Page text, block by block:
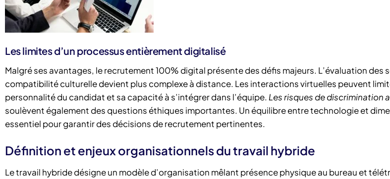
Les limites d’un processus entièrement digitalisé
Malgré ses avantages, le recrutement 100% digital présente des défis majeurs. L’évaluation des
compatibilité culturelle devient plus complexe à distance. Les interactions virtuelles peuvent
personnalité du candidat et sa capacité à s’intégrer dans l’équipe. Les risques de discrimination
soulèvent également des questions éthiques importantes. Un équilibre entre technologie et
essentiel pour garantir des décisions de recrutement pertinentes.
Définition et enjeux organisationnels du travail hybride
Le travail hybride désigne un modèle d’organisation mêlant présence physique au bureau et